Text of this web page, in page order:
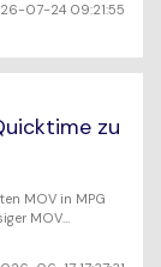
Converter
07-24 09:21:55
zu
MOV in MPG
MOV